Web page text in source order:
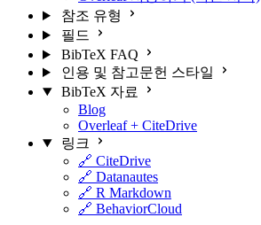
참조 유형
필드
BibTeX FAQ
인용 및 참고문헌 스타일
BibTeX 자료
Blog
Overleaf + CiteDrive
링크
🔗 CiteDrive
🔗 Datanautes
🔗 R Markdown
🔗 BehaviorCloud